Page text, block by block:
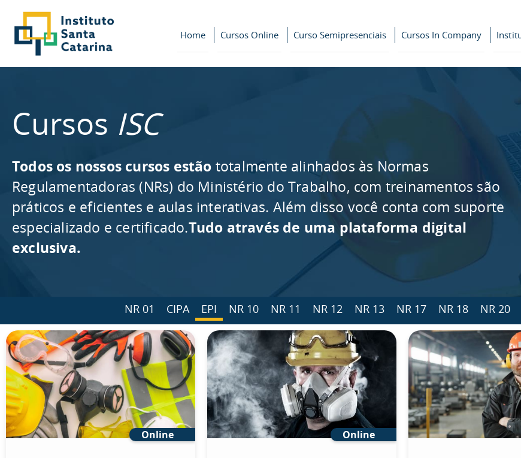
Home Cursos Online Curso Semipresenciais Cursos In Company
Cursos ISC
Todos os nossos cursos estão totalmente alinhados às Normas
Regulamentadoras (NRs) do Ministério do Trabalho, com treinamentos são
práticos e eficientes e aulas interativas. Além disso você conta com suporte
especializado e certificado.Tudo através de uma plataforma digital
exclusiva.
NR 01 CIPA EPI NR 10 NR 11 NR 12 NR 13 NR 17 NR 18 NR 20
Online Online